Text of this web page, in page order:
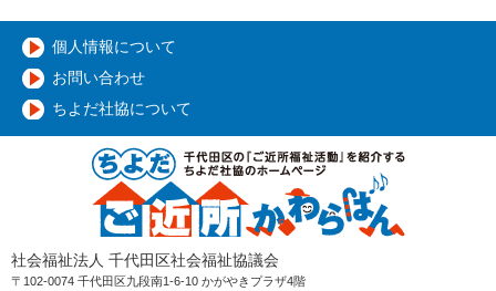
個人情報について
お問い合わせ
ちよだ社協について
社会福祉法人 千代田区社会福祉協議会
〒102-0074 千代田区九段南1-6-10 かがやきプラザ4階